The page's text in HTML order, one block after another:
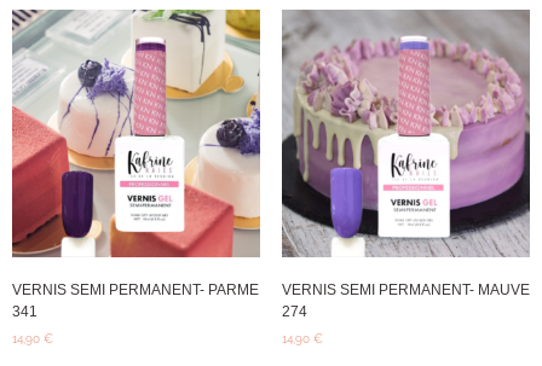
VERNIS SEMI PERMANENT- PARME
341
14,90 €
VERNIS SEMI PERMANENT- MAUVE
274
14,90 €